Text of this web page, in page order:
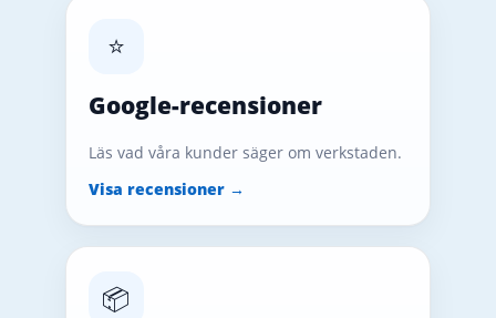
⭐
Google-recensioner
Läs vad våra kunder säger om verkstaden.
Visa recensioner →
📦